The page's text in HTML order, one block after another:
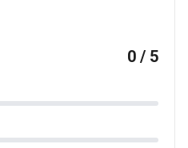
0 / 5